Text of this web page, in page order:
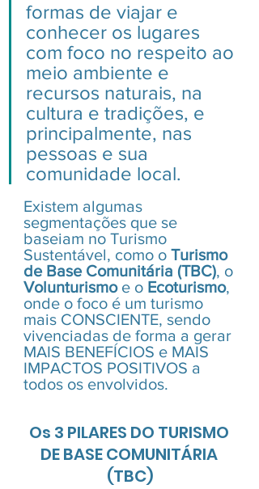
formas de viajar e
conhecer os lugares
com foco no respeito ao
meio ambiente e
recursos naturais, na
cultura e tradições, e
principalmente, nas
pessoas e sua
comunidade local.
Existem algumas
segmentações que se
baseiam no Turismo
Sustentável, como o Turismo
de Base Comunitária (TBC), o
Volunturismo e o Ecoturismo,
onde o foco é um turismo
mais CONSCIENTE, sendo
vivenciadas de forma a gerar
MAIS BENEFÍCIOS e MAIS
IMPACTOS POSITIVOS a
todos os envolvidos.
Os 3 PILARES DO TURISMO
DE BASE COMUNITÁRIA
(TBC)